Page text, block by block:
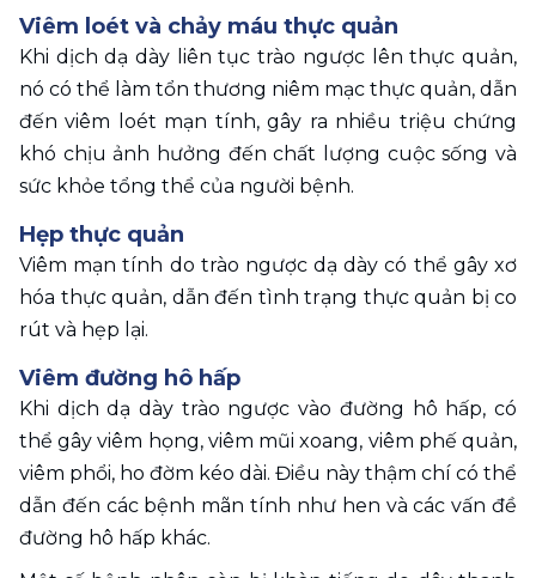
Viêm loét và chảy máu thực quản
Khi dịch dạ dày liên tục trào ngược lên thực quản,
nó có thể làm tổn thương niêm mạc thực quản, dẫn
đến viêm loét mạn tính, gây ra nhiều triệu chứng
khó chịu ảnh hưởng đến chất lượng cuộc sống và
sức khỏe tổng thể của người bệnh.
Hẹp thực quản
Viêm mạn tính do trào ngược dạ dày có thể gây xơ
hóa thực quản, dẫn đến tình trạng thực quản bị co
rút và hẹp lại.
Viêm đường hô hấp
Khi dịch dạ dày trào ngược vào đường hô hấp, có
thể gây viêm họng, viêm mũi xoang, viêm phế quản,
viêm phổi, ho đờm kéo dài. Điều này thậm chí có thể
dẫn đến các bệnh mãn tính như hen và các vấn đề
đường hô hấp khác.